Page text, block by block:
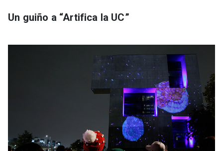
Un guiño a “Artifica la UC”